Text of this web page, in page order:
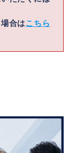
合は こちら